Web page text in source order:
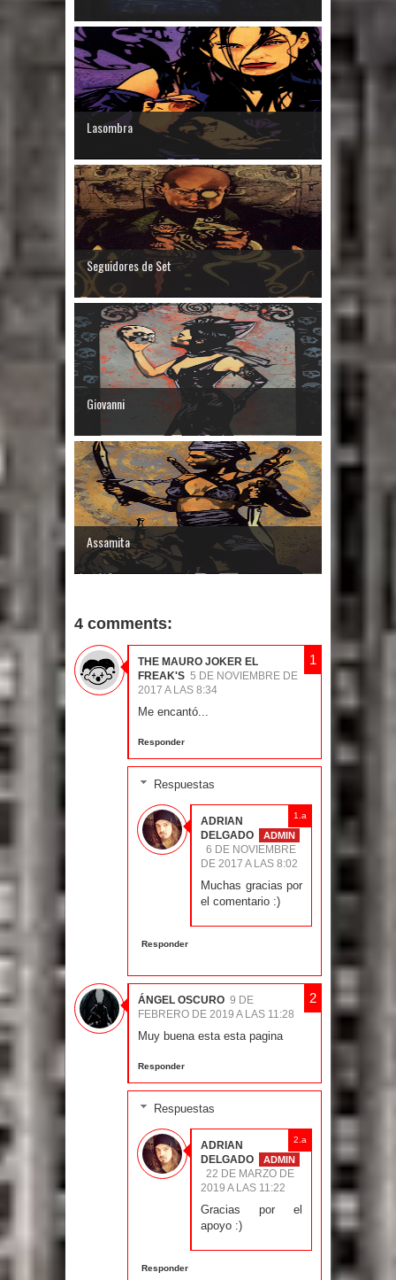
Lasombra
Seguidores de Set
Giovanni
Assamita
4 comments:
THE MAURO JOKER EL
FREAK'S 5 DE NOVIEMBRE DE
2017 A LAS 8:34
Me encantó...
Responder
Respuestas
ADRIAN
DELGADO
6 DE NOVIEMBRE
DE 2017 A LAS 8:02
Muchas gracias por
el comentario :)
Responder
ÁNGEL OSCURO 9 DE
FEBRERO DE 2019 A LAS 11:28
Muy buena esta esta pagina
Responder
Respuestas
ADRIAN
DELGADO
22 DE MARZO DE
2019 A LAS 11:22
Gracias por el
apoyo :)
Responder